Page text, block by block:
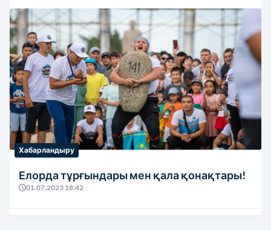
Хабарландыру
Елорда тұрғындары мен қала қонақтары!
01.07.2023 18:42